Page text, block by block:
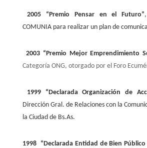
2005 “Premio Pensar en el Futuro”
COMUNIA para realizar un plan de
2003 “Premio Mejor Emprendimiento
Categoría ONG, otorgado por el Foro
1999 “Declarada Organización de
Dirección Gral. de Relaciones con la
la Ciudad de Bs.As.
1998 “Declarada Entidad de Bien